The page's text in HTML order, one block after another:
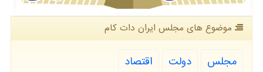
موضوع های مجلس ایران دات كام
مجلس دولت
اقتصاد